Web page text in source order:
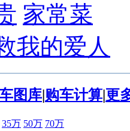
家常菜
我的爱人
图库 购车计算 更
35万 50万 70万